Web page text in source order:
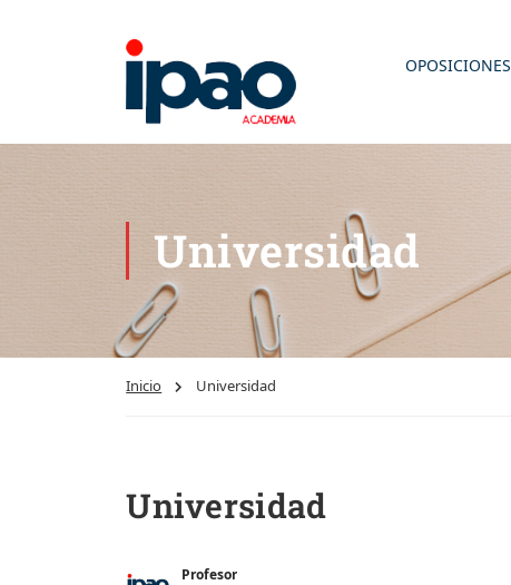
OPOSICIONES
Universidad
Inicio Universidad
Universidad
Profesor